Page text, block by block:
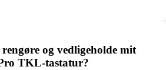
og vedligeholde mit
TKL-tastatur?